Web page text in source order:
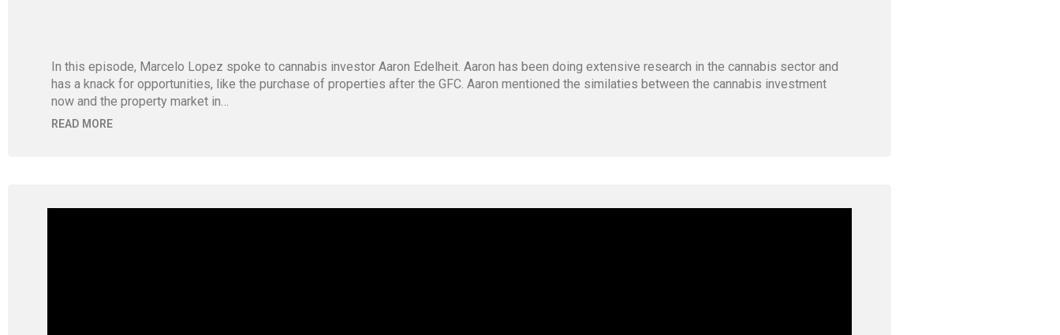
In this episode, Marcelo Lopez spoke to cannabis investor Aaron Edelheit. Aaron has been doing extensive research in the cannabis sector and
has a knack for opportunities, like the purchase of properties after the GFC. Aaron mentioned the similaties between the cannabis investment
now and the property market in…
READ MORE